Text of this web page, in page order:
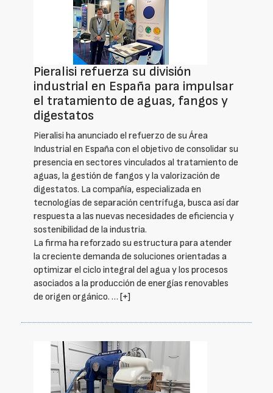
Pieralisi refuerza su división
industrial en España para impulsar
el tratamiento de aguas, fangos y
digestatos
Pieralisi ha anunciado el refuerzo de su Área
Industrial en España con el objetivo de consolidar su
presencia en sectores vinculados al tratamiento de
aguas, la gestión de fangos y la valorización de
digestatos. La compañía, especializada en
tecnologías de separación centrífuga, busca así dar
respuesta a las nuevas necesidades de eficiencia y
sostenibilidad de la industria.
La firma ha reforzado su estructura para atender
la creciente demanda de soluciones orientadas a
optimizar el ciclo integral del agua y los procesos
asociados a la producción de energías renovables
de origen orgánico. … [+]